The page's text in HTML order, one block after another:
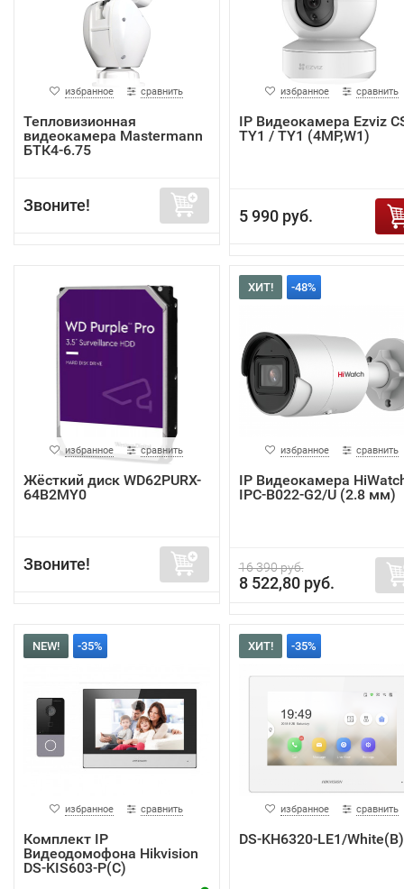
избранное сравнить
Тепловизионная
видеокамера Mastermann
БТК4-6.75
Звоните!
избранное сравнить
IP Видеокамера Ezviz
TY1 / TY1 (4MP,W1)
5 990 руб.
избранное сравнить
Жёсткий диск WD62PURX-
64B2MY0
Звоните!
ХИТ! -48%
избранное сравнить
IP Видеокамера
IPC-B022-G2/U (2.8 мм)
16 390 руб.
8 522,80 руб.
NEW! -35%
избранное сравнить
Комплект IP
Видеодомофона Hikvision
DS-KIS603-P(C)
ХИТ! -35%
избранное сравнить
DS-KH6320-LE1/White(B)